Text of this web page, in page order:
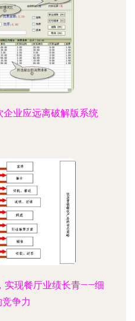
业应远离破解版系统
实现餐厅业绩长青——细
争力